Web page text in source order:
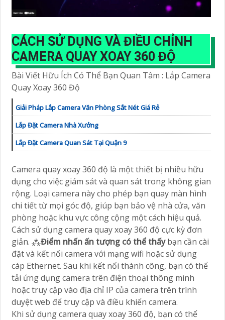
CÁCH SỬ DỤNG VÀ ĐIỀU CHỈNH
CAMERA QUAY XOAY 360 ĐỘ
Bài Viết Hữu Ích Có Thể Bạn Quan Tâm : Lắp Camera
Quay Xoay 360 Độ
Giải Pháp Lắp Camera Văn Phòng Sắt Nét Giá Rẻ
Lắp Đặt Camera Nhà Xưởng
Lắp Đặt Camera Quan Sát Tại Quận 9
Camera quay xoay 360 độ là một thiết bị nhiều hữu
dụng cho việc giám sát và quan sát trong không gian
rộng. Loại camera này cho phép bạn quay màn hình
chi tiết từ mọi góc độ, giúp bạn bảo vệ nhà cửa, văn
phòng hoặc khu vực công cộng một cách hiệu quả.
Cách sử dụng camera quay xoay 360 độ cực kỳ đơn
giản. ⁂Điểm nhấn ấn tượng có thể thấybạn cần cài
đặt và kết nối camera với mạng wifi hoặc sử dụng
cáp Ethernet. Sau khi kết nối thành công, bạn có thể
tải ứng dụng camera trên điện thoại thông minh
hoặc truy cập vào địa chỉ IP của camera trên trình
duyệt web để truy cập và điều khiển camera.
Khi sử dụng camera quay xoay 360 độ, bạn có thể